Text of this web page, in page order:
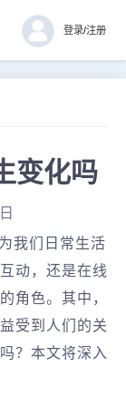
登录/注册
变化吗
我们日常生活
动，还是在线
角色。其中，
受到人们的关
？本文将深入